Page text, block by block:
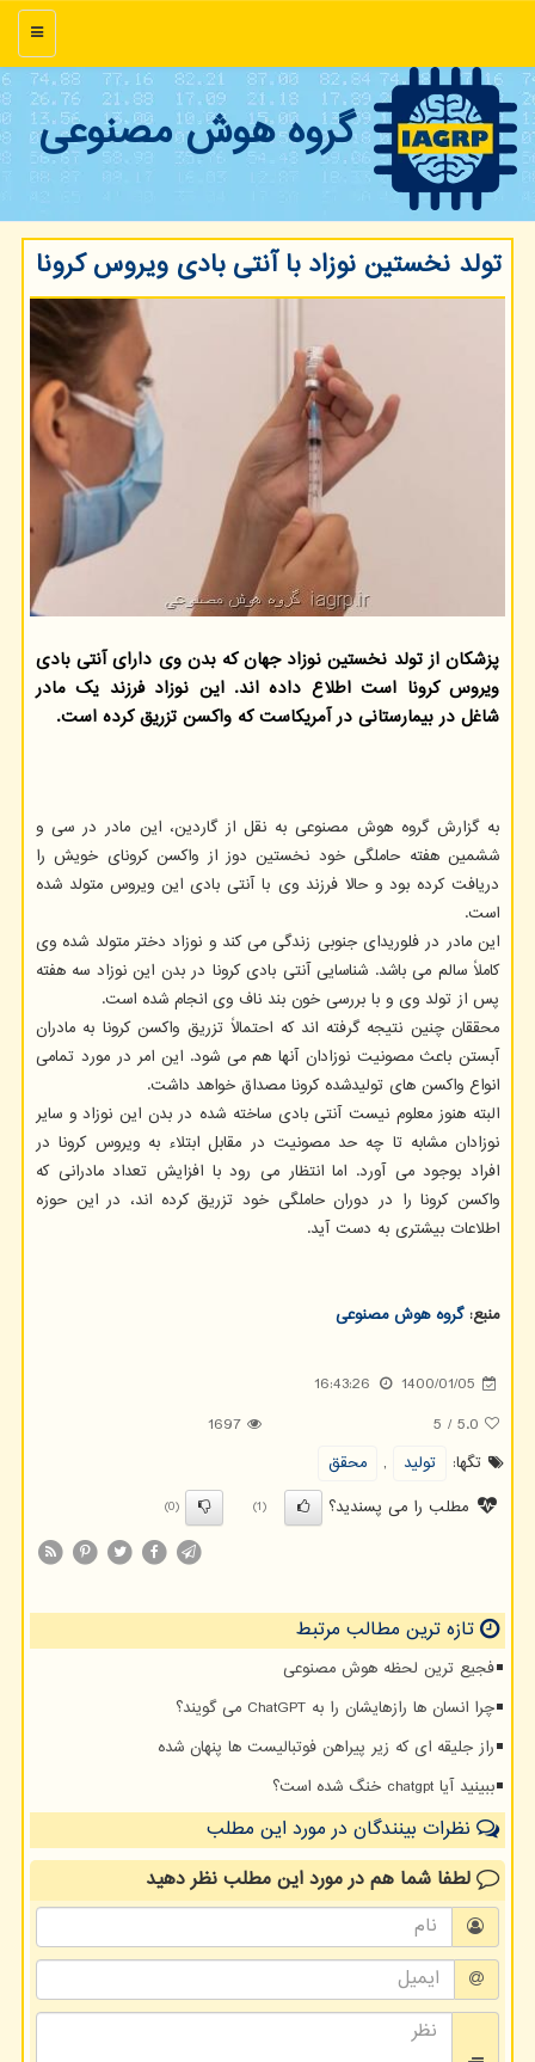
منو
گروه هوش مصنوعی
تولد نخستین نوزاد با آنتی بادی ویروس كرونا
پزشکان از تولد نخستین نوزاد جهان که بدن وی دارای آنتی بادی
ویروس کرونا است اطلاع داده اند. این نوزاد فرزند یک مادر
شاغل در بیمارستانی در آمریکاست که واکسن تزریق کرده است.
به گزارش گروه هوش مصنوعی به نقل از گاردین، این مادر در سی و
ششمین هفته حاملگی خود نخستین دوز از واکسن کرونای خویش را
دریافت کرده بود و حالا فرزند وی با آنتی بادی این ویروس متولد شده
است.
این مادر در فلوریدای جنوبی زندگی می کند و نوزاد دختر متولد شده وی
کاملاً سالم می باشد. شناسایی آنتی بادی کرونا در بدن این نوزاد سه هفته
پس از تولد وی و با بررسی خون بند ناف وی انجام شده است.
محققان چنین نتیجه گرفته اند که احتمالاً تزریق واکسن کرونا به مادران
آبستن باعث مصونیت نوزادان آنها هم می شود. این امر در مورد تمامی
انواع واکسن های تولیدشده کرونا مصداق خواهد داشت.
البته هنوز معلوم نیست آنتی بادی ساخته شده در بدن این نوزاد و سایر
نوزادان مشابه تا چه حد مصونیت در مقابل ابتلاء به ویروس کرونا در
افراد بوجود می آورد. اما انتظار می رود با افزایش تعداد مادرانی که
واکسن کرونا را در دوران حاملگی خود تزریق کرده اند، در این حوزه
اطلاعات بیشتری به دست آید.
منبع:گروه هوش مصنوعی
1400/01/05
16:43:26
5.0
/
5
1697
تگها:
تولید ,
محقق
مطلب را می پسندید؟
(1)
(0)
تازه ترین مطالب مرتبط
فجیع ترین لحظه هوش مصنوعی
چرا انسان ها رازهایشان را به ChatGPT می گویند؟
راز جلیقه ای که زیر پیراهن فوتبالیست ها پنهان شده
ببینید آیا chatgpt خنگ شده است؟
نظرات بینندگان در مورد این مطلب
لطفا شما همدر مورد این مطلبنظر دهید